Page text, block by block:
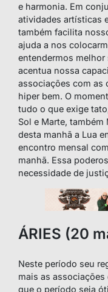
e harmonia. Em
atividades artísticas
também facilita
ajuda a nos
entendermos
acentua nossa
associações com as
hiper bem. O
tudo o que exige
Sol e Marte,
desta manhã a Lua
encontro mensal
manhã. Essa
necessidade de
ÁRIES (20
Neste período seu
mais as
que o período seja